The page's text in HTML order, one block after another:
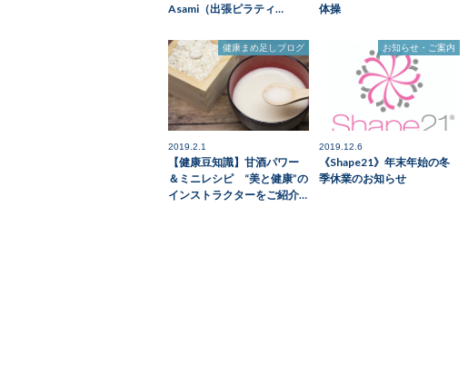
Asami（出張ピラティ…
体操
健康まめ足しブログ
2019.2.1
【健康豆知識】甘酒パワー
＆ミニレシピ “美と健康”の
インストラクターをご紹介…
お知らせ・ご案内
2019.12.6
《Shape21》年末年始の冬
季休業のお知らせ